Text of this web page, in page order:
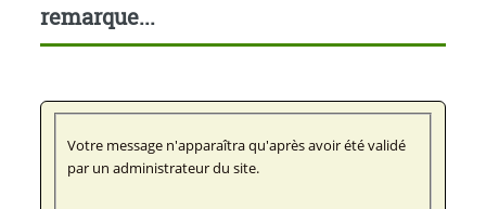
remarque...
Votre message n'apparaîtra qu'après avoir été validé
par un administrateur du site.